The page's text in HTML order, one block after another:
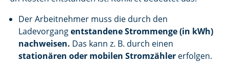
Der Arbeitnehmer muss die durch den
Ladevorgangentstandene Strommenge (in kWh)
nachweisen. Das kann z. B. durch einen
stationären oder mobilen Stromzähler erfolgen.